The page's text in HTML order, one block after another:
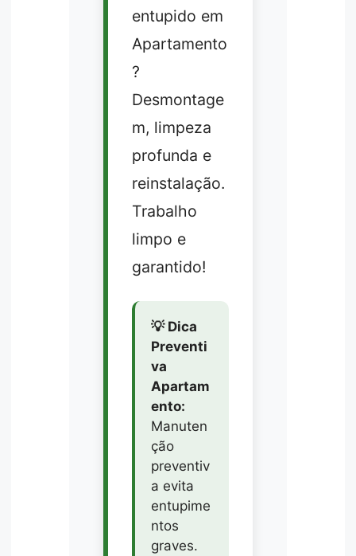
entupido em
Apartamento
?
Desmontage
m, limpeza
profunda e
reinstalação.
Trabalho
limpo e
garantido!
💡 Dica
Preventi
va
Apartam
ento:
Manuten
ção
preventiv
a evita
entupime
ntos
graves.